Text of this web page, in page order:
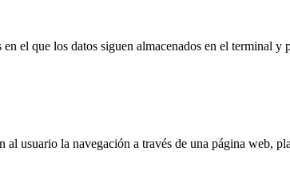
el que los datos siguen almacenados en el terminal
al usuario la navegación a través de una página web,